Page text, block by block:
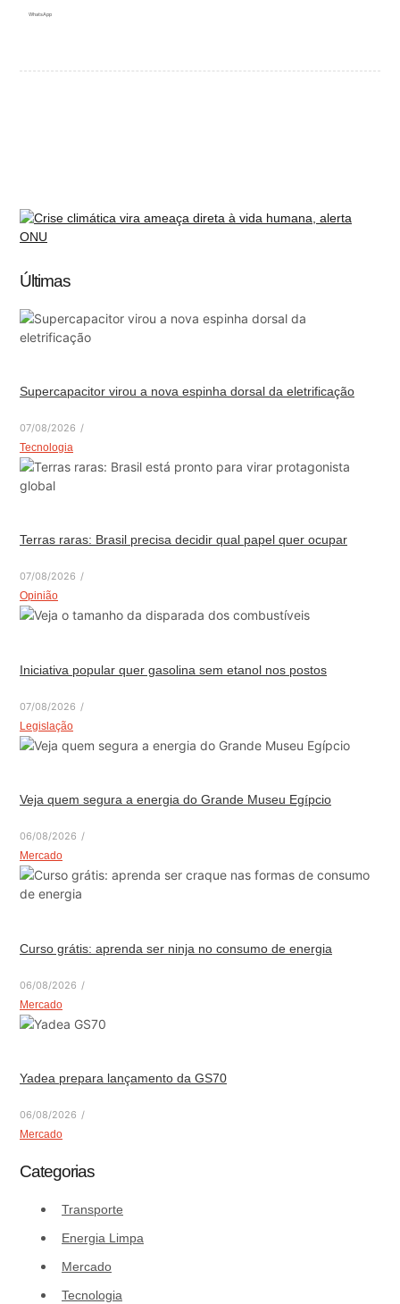
WhatsApp
Últimas
Supercapacitor virou a nova espinha dorsal da eletrificação
07/08/2026 /
Tecnologia
Terras raras: Brasil precisa decidir qual papel quer ocupar
07/08/2026 /
Opinião
Iniciativa popular quer gasolina sem etanol nos postos
07/08/2026 /
Legislação
Veja quem segura a energia do Grande Museu Egípcio
06/08/2026 /
Mercado
Curso grátis: aprenda ser ninja no consumo de energia
06/08/2026 /
Mercado
Yadea prepara lançamento da GS70
06/08/2026 /
Mercado
Categorias
Transporte
Energia Limpa
Mercado
Tecnologia